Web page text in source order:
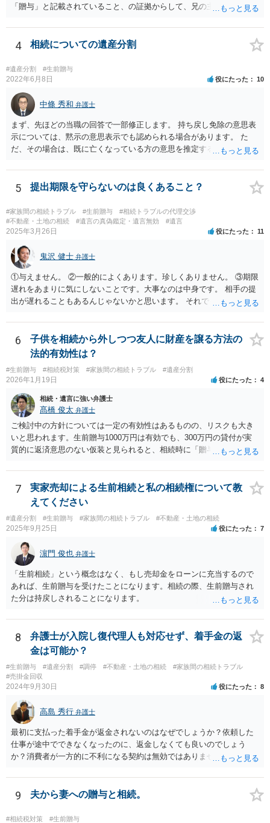
「贈与」と記載されていること、の証拠からして、兄の主張は通らな
わなければ、遺産分割調停を申し立てて進めるのがベターのような気
がしますね。
4 相続についての遺産分割
#遺産分割 #生前贈与
2022年6月8日 役にたった 10
中條 秀和 弁護士
まず、先ほどの当職の回答で一部修正します。 持ち戻し免除の意思表
示については、黙示の意思表示でも認められる場合があります。 た
だ、その場合は、既に亡くなっている方の意思を推定することになり
持ち戻し免除の意思表示は書面で明確にしておいていただくべきとい
う結論は変わりません。 誤解を与えるような回答でした。失礼しまし
た。 文言については、「〇〇に対する生前贈与による特別受益の持ち
戻しをすべて免除する」というのがオーソドックスなものですが、ご
心配ならば、弁護士のところに行って、特別受益となりそうな贈与に
ついて説明した上で、適切な文言についてご相談してみてはいかがで
しょうか。
5 提出期限を守らないのは良くあること？
#家族間の相続トラブル #生前贈与
#相続トラブルの代理交渉
#不動産・土地の相続
#遺言の真偽鑑定・遺言無効 #遺言
2025年3月26日 役にたった 11
鬼沢 健士 弁護士
①与えません。 ②一般的によくあります。珍しくありません。 ③期限
遅れをあまりに気にしないことです。大事なのは中身です。 相手の提
出が遅れることもあるんじゃないかと思います。 それでもあなた有利
6
子供を相続から外しつつ友人に財産を譲る方法の
法的有効性は？
#生前贈与 #相続税対策 #家族間の相続トラブル #遺産分割
2026年1月19日 役にたった 4
相続・遺言に強い弁護士
髙橋 俊太 弁護士
ご検討中の方針については一定の有効性はあるものの、リスクも大き
いと思われます。生前贈与1000万円は有効でも、300万円の貸付が実
質的に返済意思のない仮装と見られると、相続時に「贈与」と評価さ
法として考えられるものとしては、 ①信託（家族信託・目的信託） 財
産を信託口に移し、受託者（信頼できる友人や専門職）に管理させ、
・生存中はあなたの生活費・介護費に優先充当 ・残余を友人や慈善団
体へ と使途を厳格に指定。相続ではなく信託帰属になるため、子の関
与を大きく排除できます。 ②遺言＋生命保険の組合せ 生活資金は手元
に残し、余剰資金で受取人を友人・団体にした保険を活用。保険金は
相続財産とは別枠で、遺留分対策にも有効と思われます。 ③負担付死
因贈与 「介護・見守り等を条件に、死亡時に財産を渡す」契約。条件
不履行なら無効にでき、老後の安心を担保できます。 ④ 寄附予約＋解
除条件 慈善団体への寄附を予約しつつ、資金不足時は解除できる条項
を設定。 などがあり得るかと思われます。
7
実家売却による生前相続と私の相続権について教
えてください
#遺産分割 #生前贈与 #家族間の相続トラブル #不動産・土地の相続
2025年9月25日 役にたった 7
濵門 俊也 弁護士
「生前相続」という概念はなく、もし売却金をローンに充当するので
あれば、生前贈与を受けたことになります。相続の際、生前贈与され
た分は持戻しされることになります。
8
弁護士が入院し復代理人も対応せず、着手金の返
金は可能か？
#生前贈与 #遺産分割 #調停 #不動産・土地の相続
#家族間の相続トラブル
#売掛金回収
2024年9月30日 役にたった 8
高島 秀行 弁護士
最初に支払った着手金が返金されないのはなぜでしょうか？依頼した
仕事が途中でできなくなったのに、返金しなくても良いのでしょう
か？消費者が一方的に不利になる契約は無効ではありませんか？
務があると思います。 倒れた弁護士が所属する弁護士会に相談さ
れた方がよいと思います。 倒れた弁護士は脳梗塞で倒れたようで
すが、 判断能力があり、復代理を倒れた弁護士の判断で復代理を
選任したのか 即ち、復代理人の選任は有効なのかという問題もあ
9 夫から妻への贈与と相続。
#相続税対策 #生前贈与